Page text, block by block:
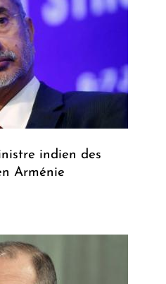
indien des
Arménie